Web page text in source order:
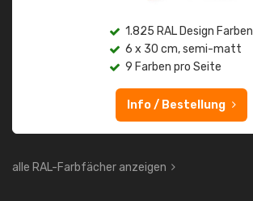
1.825 RAL Design Farben
6 x 30 cm, semi-matt
9 Farben pro Seite
Info / Bestellung
alle RAL-Farbfächer anzeigen